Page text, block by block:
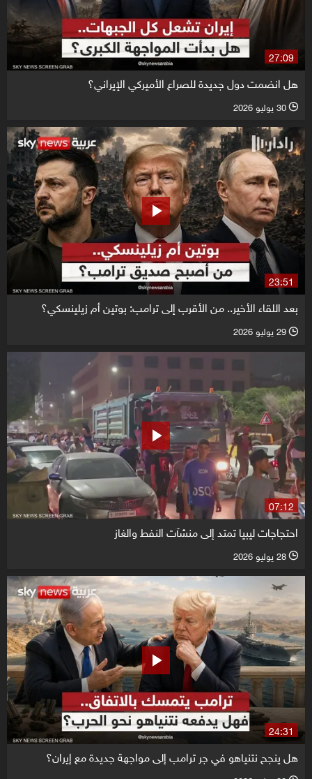
27:09
هل انضمت دول جديدة للصراع الأميركي الإيراني؟
l 30 يوليو 2026
23:51
بعد اللقاء الأخير.. من الأقرب إلى ترامب: بوتين أم زيلينسكي؟
l 29 يوليو 2026
07:12
احتجاجات ليبيا تمتد إلى منشآت النفط والغاز
l 28 يوليو 2026
24:31
هل ينجح نتنياهو في جر ترامب إلى مواجهة جديدة مع إيران؟